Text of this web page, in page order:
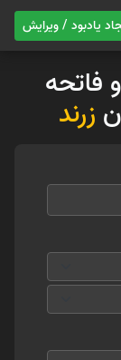
یادبود / ویرایش
فاتحه
زرند